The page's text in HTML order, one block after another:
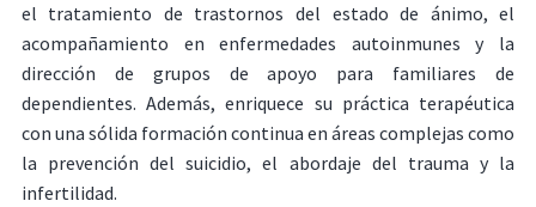
el tratamiento de trastornos del estado de ánimo, el
acompañamiento en enfermedades autoinmunes y la
dirección de grupos de apoyo para familiares de
dependientes. Además, enriquece su práctica terapéutica
con una sólida formación continua en áreas complejas como
la prevención del suicidio, el abordaje del trauma y la
infertilidad.